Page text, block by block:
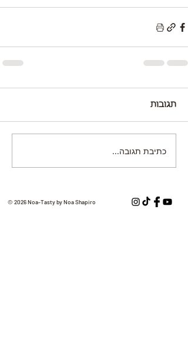
תגובות
כתיבת תגובה...
© 2026 Noa-Tasty by Noa Shapiro